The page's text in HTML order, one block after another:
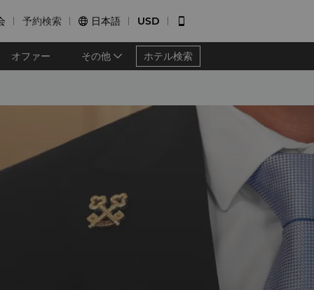
予約検索  日本語 USD 
オファー その他 ホテル検索